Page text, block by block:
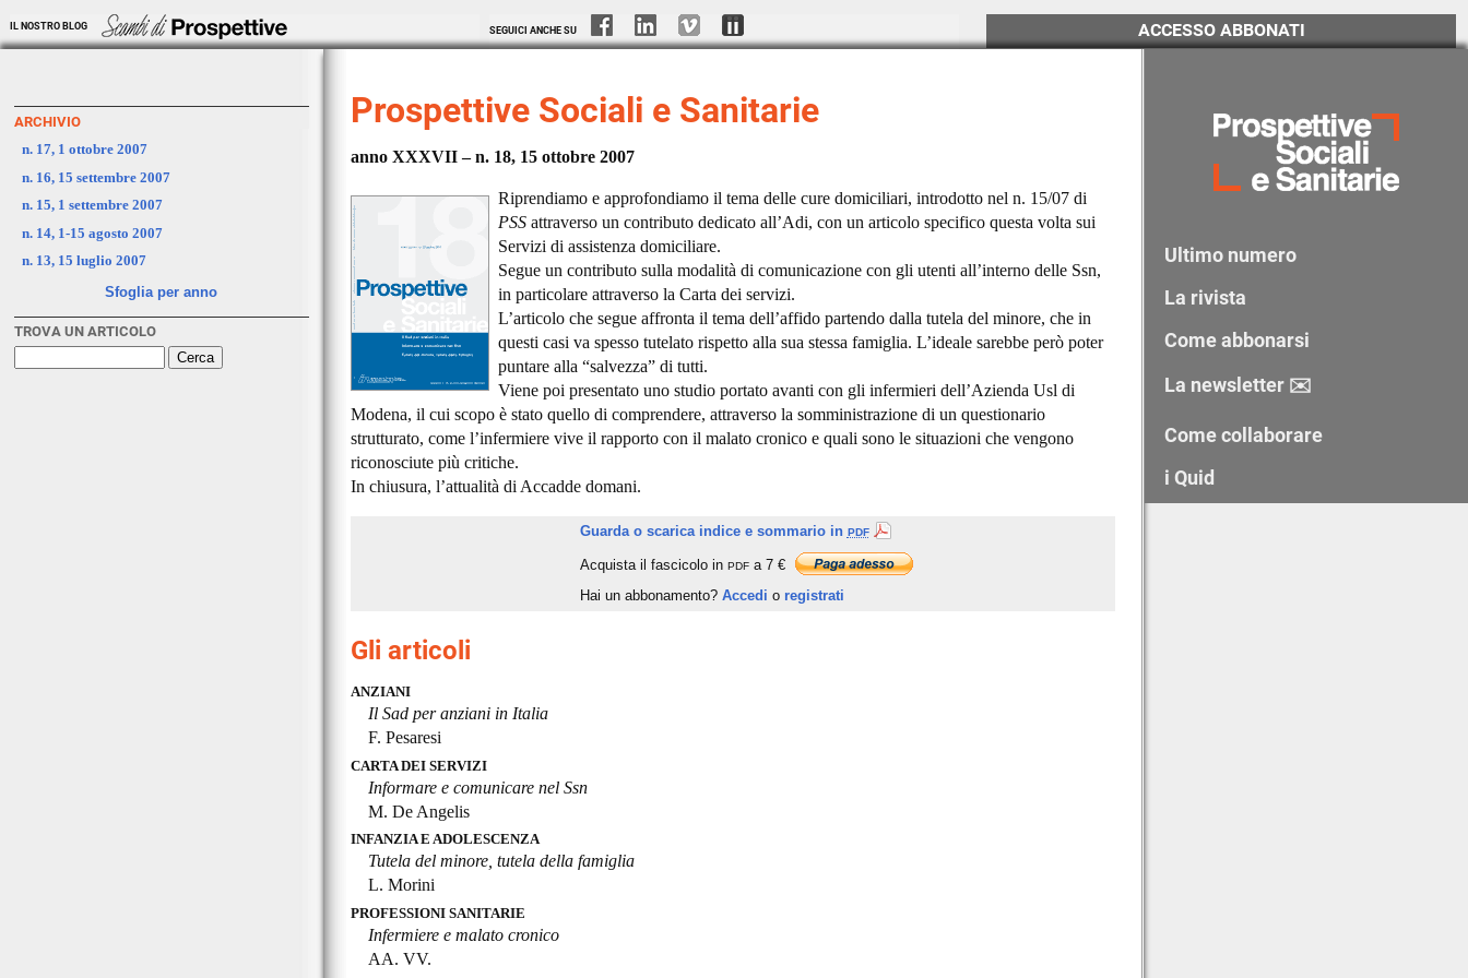
IL NOSTRO BLOG SEGUICI ANCHE SU ACCESSO ABBONATI
Prospettive Sociali e Sanitarie
anno XXXVII – n. 18, 15 ottobre 2007
Riprendiamo e approfondiamo il tema delle cure domiciliari, introdotto nel n. 15/07 di
PSSattraverso un contributo dedicato all’Adi, con un articolo specifico questa volta sui
Servizi di assistenza domiciliare.
Segue un contributo sulla modalità di comunicazione con gli utenti all’interno delle Ssn,
in particolare attraverso la Carta dei servizi.
L’articolo che segue affronta il tema dell’affido partendo dalla tutela del minore, che in
questi casi va spesso tutelato rispetto alla sua stessa famiglia. L’ideale sarebbe però poter
puntare alla “salvezza” di tutti.
Viene poi presentato uno studio portato avanti con gli infermieri dell’Azienda Usl di
Modena, il cui scopo è stato quello di comprendere, attraverso la somministrazione di un questionario
strutturato, come l’infermiere vive il rapporto con il malato cronico e quali sono le situazioni che vengono
riconosciute più critiche.
In chiusura, l’attualità di Accadde domani.
Guarda o scarica indice e sommario in PDF
Acquista il fascicolo in PDFa 7 €
Hai un abbonamento? Accedi o registrati
Gli articoli
ANZIANI
Il Sad per anziani in Italia
F. Pesaresi
CARTA DEI SERVIZI
Informare e comunicare nel Ssn
M. De Angelis
INFANZIA E ADOLESCENZA
Tutela del minore, tutela della famiglia
L. Morini
PROFESSIONI SANITARIE
Infermiere e malato cronico
AA. VV.
Ultimo numero
La rivista
Come abbonarsi
La newsletter ✉️
Come collaborare
i Quid
ARCHIVIO
n. 17, 1 ottobre 2007
n. 16, 15 settembre 2007
n. 15, 1 settembre 2007
n. 14, 1-15 agosto 2007
n. 13, 15 luglio 2007
Sfoglia per anno
TROVA UN ARTICOLO